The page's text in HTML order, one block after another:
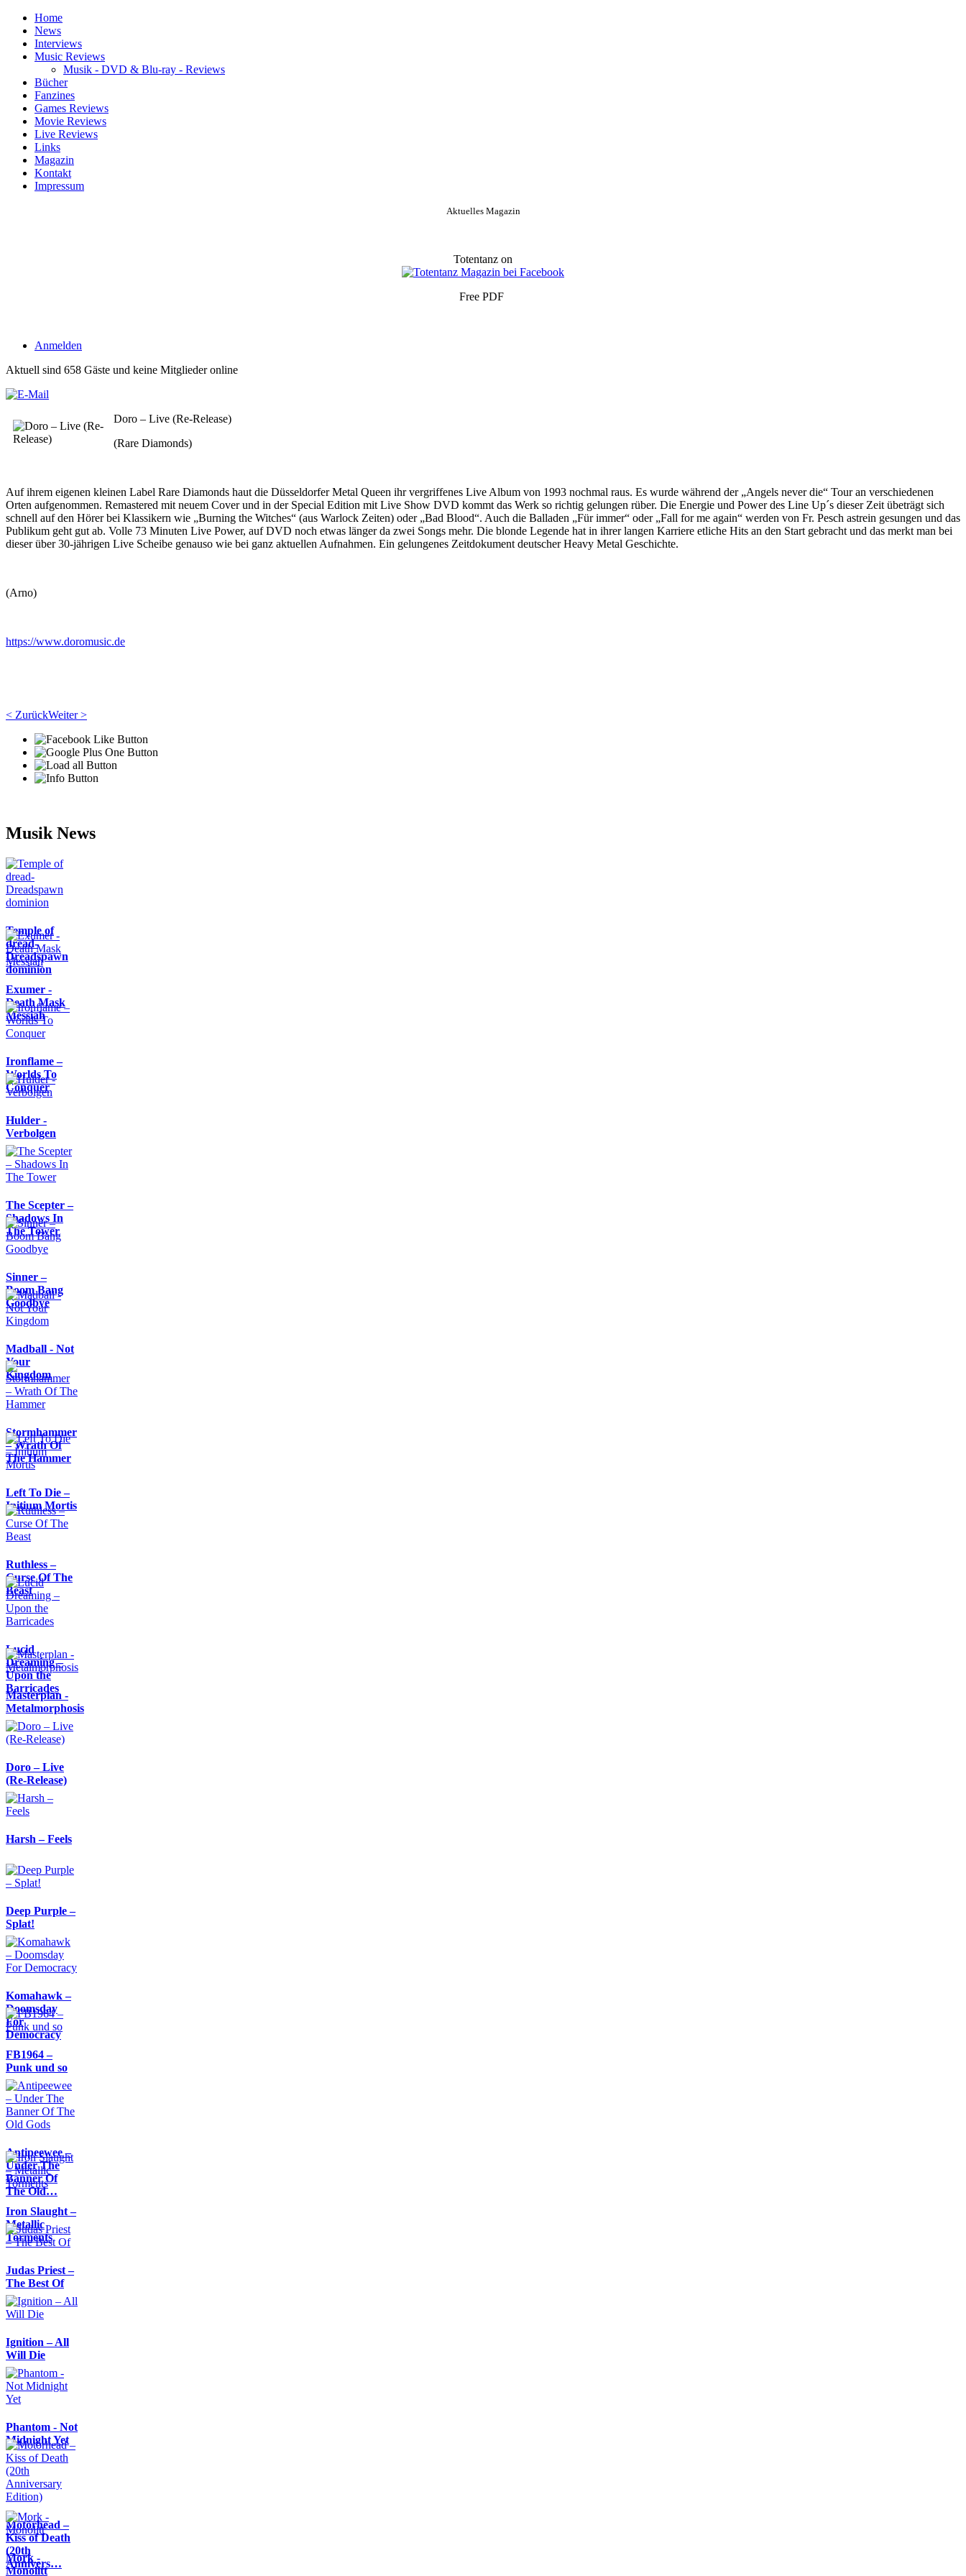
Home
News
Interviews
Music Reviews
Musik - DVD & Blu-ray - Reviews
Bücher
Fanzines
Games Reviews
Movie Reviews
Live Reviews
Links
Magazin
Kontakt
Impressum
Aktuelles Magazin
Totentanz on
Free PDF
Anmelden
Aktuell sind 658 Gäste und keine Mitglieder online
Doro – Live (Re-Release)
(Rare Diamonds)
Auf ihrem eigenen kleinen Label Rare Diamonds haut die Düsseldorfer Metal Queen ihr vergriffenes Live Album von 1993 nochmal raus. Es wurde während der „Angels never die“ Tour an verschiedenen
Orten aufgenommen. Remastered mit neuem Cover und in der Special Edition mit Live Show DVD kommt das Werk so richtig gelungen rüber. Die Energie und Power des Line Up´s dieser Zeit übeträgt sich
schnell auf den Hörer bei Klassikern wie „Burning the Witches“ (aus Warlock Zeiten) oder „Bad Blood“. Auch die Balladen „Für immer“ oder „Fall for me again“ werden von Fr. Pesch astrein gesungen und das
Publikum geht gut ab. Volle 73 Minuten Live Power, auf DVD noch etwas länger da zwei Songs mehr. Die blonde Legende hat in ihrer langen Karriere etliche Hits an den Start gebracht und das merkt man bei
dieser über 30-jährigen Live Scheibe genauso wie bei ganz aktuellen Aufnahmen. Ein gelungenes Zeitdokument deutscher Heavy Metal Geschichte.
(Arno)
https://www.doromusic.de
< ZurückWeiter >
Musik News
Temple of
dread-
Dreadspawn
dominion
Exumer -
Death Mask
Messiah
Ironflame –
Worlds To
Conquer
Hulder -
Verbolgen
The Scepter –
Shadows In
The Tower
Sinner –
Boom Bang
Goodbye
Madball - Not
Your
Kingdom
Stormhammer
– Wrath Of
The Hammer
Left To Die –
Initium Mortis
Ruthless –
Curse Of The
Beast
Lucid
Dreaming –
Upon the
Barricades
Masterplan -
Metalmorphosis
Doro – Live
(Re-Release)
Harsh – Feels
Deep Purple –
Splat!
Komahawk –
Doomsday
For
Democracy
FB1964 –
Punk und so
Antipeewee –
Under The
Banner Of
The Old…
Iron Slaught –
Metallic
Torments
Judas Priest –
The Best Of
Ignition – All
Will Die
Phantom - Not
Midnight Yet
Motörhead –
Kiss of Death
(20th
Annivers…
Mork -
Monolitt